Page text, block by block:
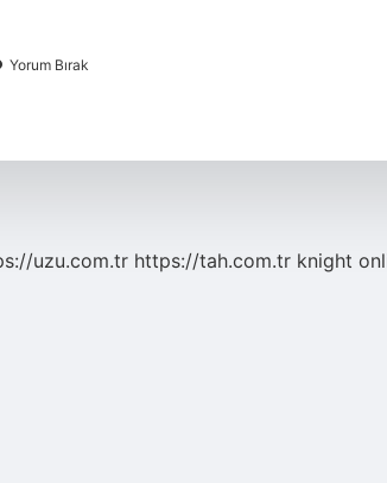
Yorum Bırak
uzu.com.tr https://tah.com.tr knight